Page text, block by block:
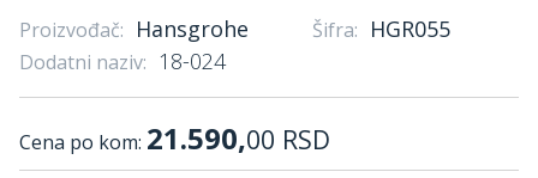
Proizvođač: Hansgrohe Šifra: HGR055
Dodatni naziv: 18-024
Cena po kom: 21.590,00 RSD